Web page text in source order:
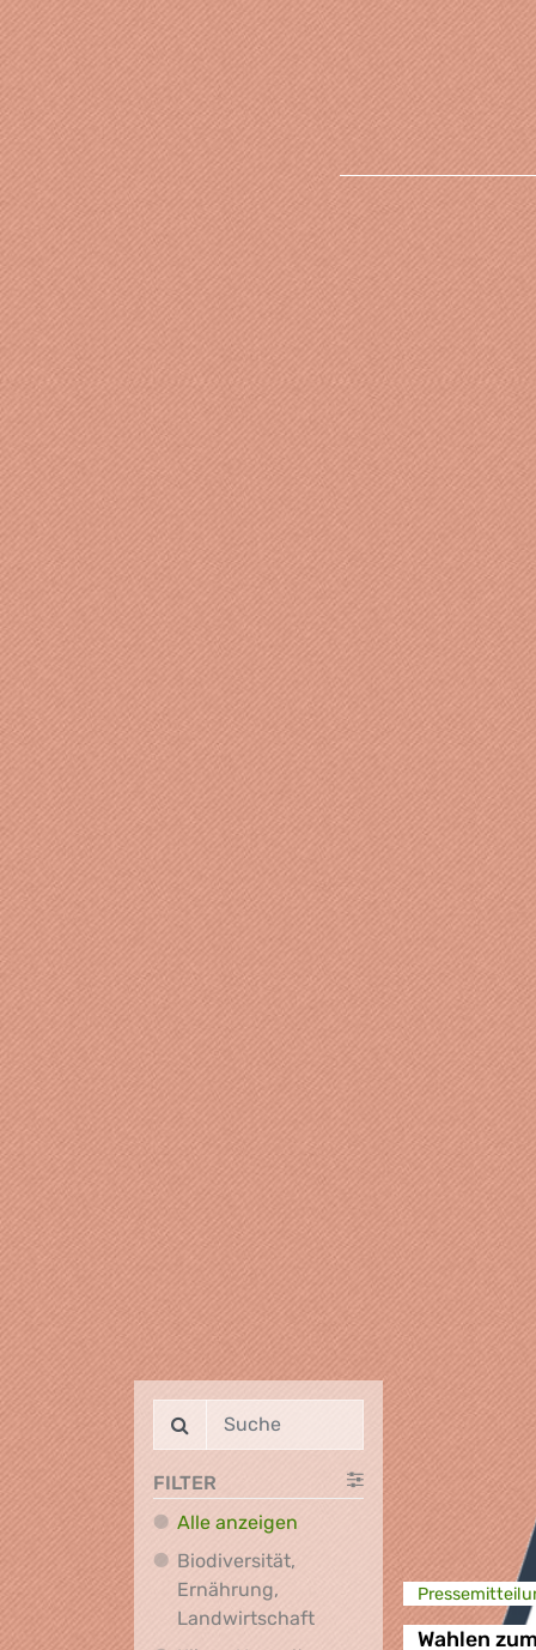
FILTER
Alle anzeigen
Biodiversität,
Ernährung,
LandwirtschaftBiodiversität,
Wahlen